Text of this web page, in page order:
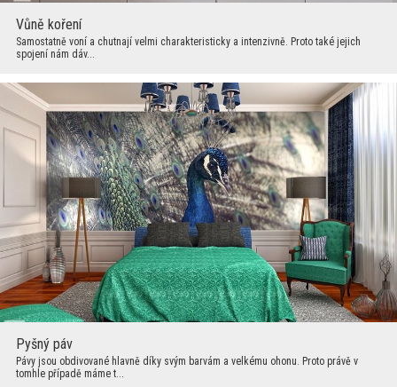
Vůně koření
Samostatně voní a chutnají velmi charakteristicky a intenzivně. Proto také jejich
spojení nám dáv...
Pyšný páv
Pávy jsou obdivované hlavně díky svým barvám a velkému ohonu. Proto právě v
tomhle případě máme t...